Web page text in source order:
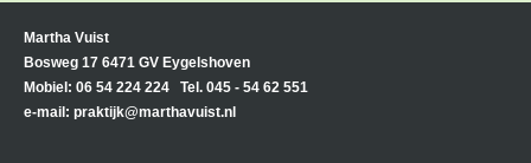
Martha Vuist
Bosweg 17 6471 GV Eygelshoven
Mobiel: 06 54 224 224 Tel. 045 - 54 62 551
e-mail: praktijk@marthavuist.nl